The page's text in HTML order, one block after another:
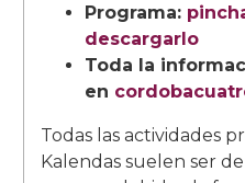
Programa:
descargarlo
Toda la
en
Todas las actividades
Kalendas suelen ser